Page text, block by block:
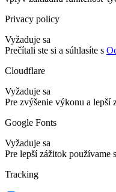
Privacy policy
Vyžaduje sa
Prečítali ste si a súhlasíte s
Cloudflare
Vyžaduje sa
Pre zvýšenie výkonu a lepší
Google Fonts
Vyžaduje sa
Pre lepší zážitok používame
Tracking